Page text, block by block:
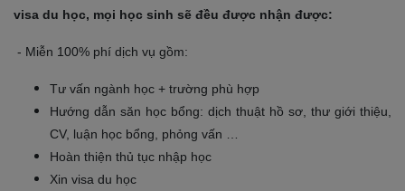
visa du học, mọi học sinh sẽ đều được nhận được:
- Miễn 100% phí dịch vụ gồm:
Tư vấn ngành học + trường phù hợp
Hướng dẫn săn học bổng: dịch thuật hồ sơ, thư giới thiệu,
CV, luận học bổng, phỏng vấn …
Hoàn thiện thủ tục nhập học
Xin visa du học